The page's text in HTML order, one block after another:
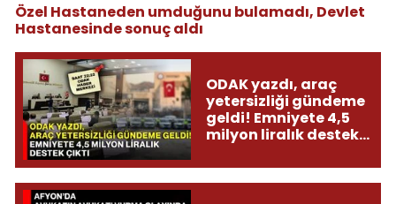
Özel Hastaneden umduğunu bulamadı, Devlet
Hastanesinde sonuç aldı
ODAK yazdı, araç
yetersizliği gündeme
geldi! Emniyete 4,5
milyon liralık destek